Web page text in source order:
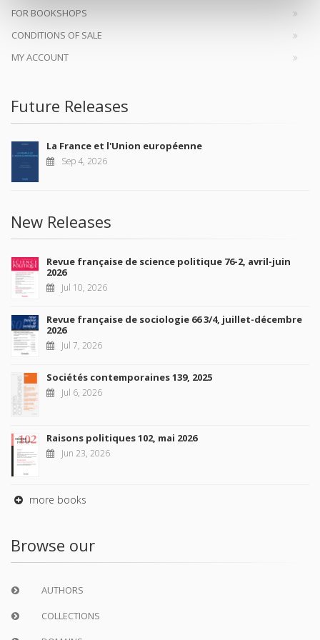
FOR BOOKSHOPS
CONDITIONS OF SALE
MY ACCOUNT
Future Releases
La France et l'Union européenne
Sep 4, 2026
New Releases
Revue française de science politique 76-2, avril-juin
2026
Jul 10, 2026
Revue française de sociologie 66 3/4, juillet-décembre
2026
Jul 7, 2026
Sociétés contemporaines 139, 2025
Jul 6, 2026
Raisons politiques 102, mai 2026
Jun 23, 2026
more books
Browse our
AUTHORS
COLLECTIONS